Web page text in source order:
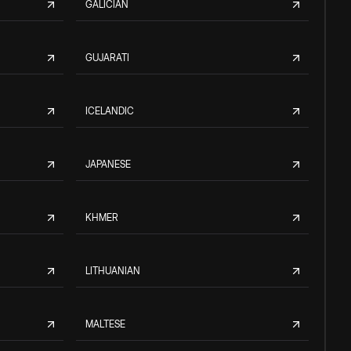
GALICIAN
GUJARATI
ICELANDIC
JAPANESE
KHMER
LITHUANIAN
MALTESE